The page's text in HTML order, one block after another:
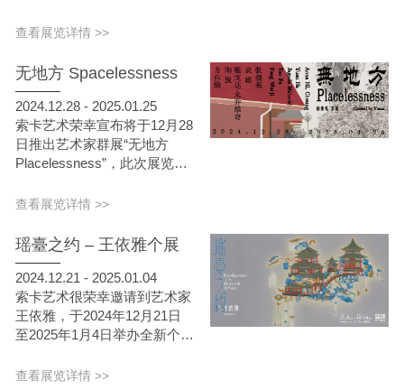
雅細膩筆觸和飄逸如仙的繪畫
巧妙結合，將來到台南為觀者
帶來一場充滿詩意的觀賞體
驗，展覽於2025年1月11日至
2月15日展出，作品延續藝術
家一貫的柔美氣質，更深入了
歷史與文化的底蘊。
查看展览详情 >>
无地方 Spacelessness
2024.12.28 - 2025.01.25
索卡艺术荣幸宣布将于12月28
日推出艺术家群展“无地方
Placelessness”，此次展览由
发、雅戈达·米乔维奇、袁
由杨紫苑策划，将持续至2025
查看展览详情 >>
瑶臺之约 – 王依雅个展
2024.12.21 - 2025.01.04
索卡艺术很荣幸邀请到艺术家
王依雅，于2024年12月21日
至2025年1月4日举办全新个展
本身富含多重含义，既可代指
查看展览详情 >>